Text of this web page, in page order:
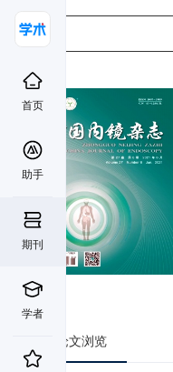
首页
助手
期刊
学者
论文浏览